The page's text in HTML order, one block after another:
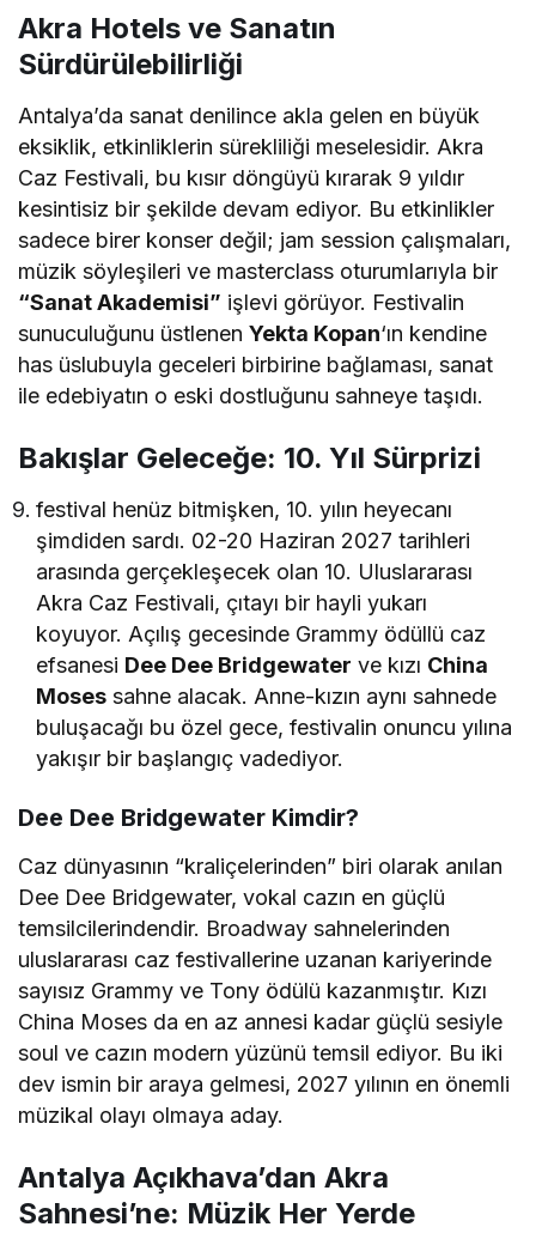
Akra Hotels ve Sanatın
Sürdürülebilirliği
Antalya’da sanat denilince akla gelen en büyük
eksiklik, etkinliklerin sürekliliği meselesidir. Akra
Caz Festivali, bu kısır döngüyü kırarak 9 yıldır
kesintisiz bir şekilde devam ediyor. Bu etkinlikler
sadece birer konser değil; jam session çalışmaları,
müzik söyleşileri ve masterclass oturumlarıyla bir
“Sanat Akademisi” işlevi görüyor. Festivalin
sunuculuğunu üstlenenYekta Kopan‘ın kendine
has üslubuyla geceleri birbirine bağlaması, sanat
ile edebiyatın o eski dostluğunu sahneye taşıdı.
Bakışlar Geleceğe: 10. Yıl Sürprizi
festival henüz bitmişken, 10. yılın heyecanı
şimdiden sardı. 02-20 Haziran 2027 tarihleri
arasında gerçekleşecek olan 10. Uluslararası
Akra Caz Festivali, çıtayı bir hayli yukarı
koyuyor. Açılış gecesinde Grammy ödüllü caz
efsanesi Dee Dee Bridgewater ve kızı China
Moses sahne alacak. Anne-kızın aynı sahnede
buluşacağı bu özel gece, festivalin onuncu yılına
yakışır bir başlangıç vadediyor.
Dee Dee Bridgewater Kimdir?
Caz dünyasının “kraliçelerinden” biri olarak anılan
Dee Dee Bridgewater, vokal cazın en güçlü
temsilcilerindendir. Broadway sahnelerinden
uluslararası caz festivallerine uzanan kariyerinde
sayısız Grammy ve Tony ödülü kazanmıştır. Kızı
China Moses da en az annesi kadar güçlü sesiyle
soul ve cazın modern yüzünü temsil ediyor. Bu iki
dev ismin bir araya gelmesi, 2027 yılının en önemli
müzikal olayı olmaya aday.
Antalya Açıkhava’dan Akra
Sahnesi’ne: Müzik Her Yerde